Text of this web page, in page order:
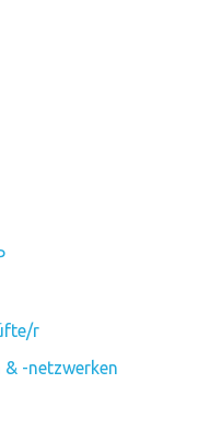
r
& -netzwerken